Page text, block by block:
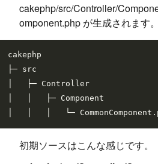
cakephp/src/Controller/
omponent.php が生成されます。
cakephp
├─ src
│   ├─ Controller
│   │   ├─ Component
初期ソースはこんな感じです。